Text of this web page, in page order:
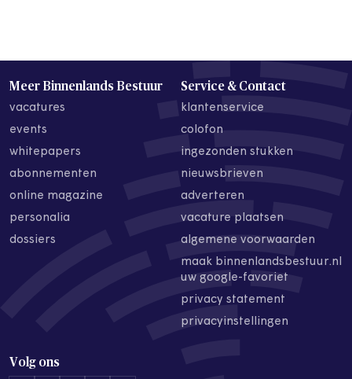
Meer Binnenlands Bestuur
vacatures
events
whitepapers
abonnementen
online magazine
personalia
dossiers
Service & Contact
klantenservice
colofon
ingezonden stukken
nieuwsbrieven
adverteren
vacature plaatsen
algemene voorwaarden
maak binnenlandsbestuur.nl
uw google-favoriet
privacy statement
privacyinstellingen
Volg ons